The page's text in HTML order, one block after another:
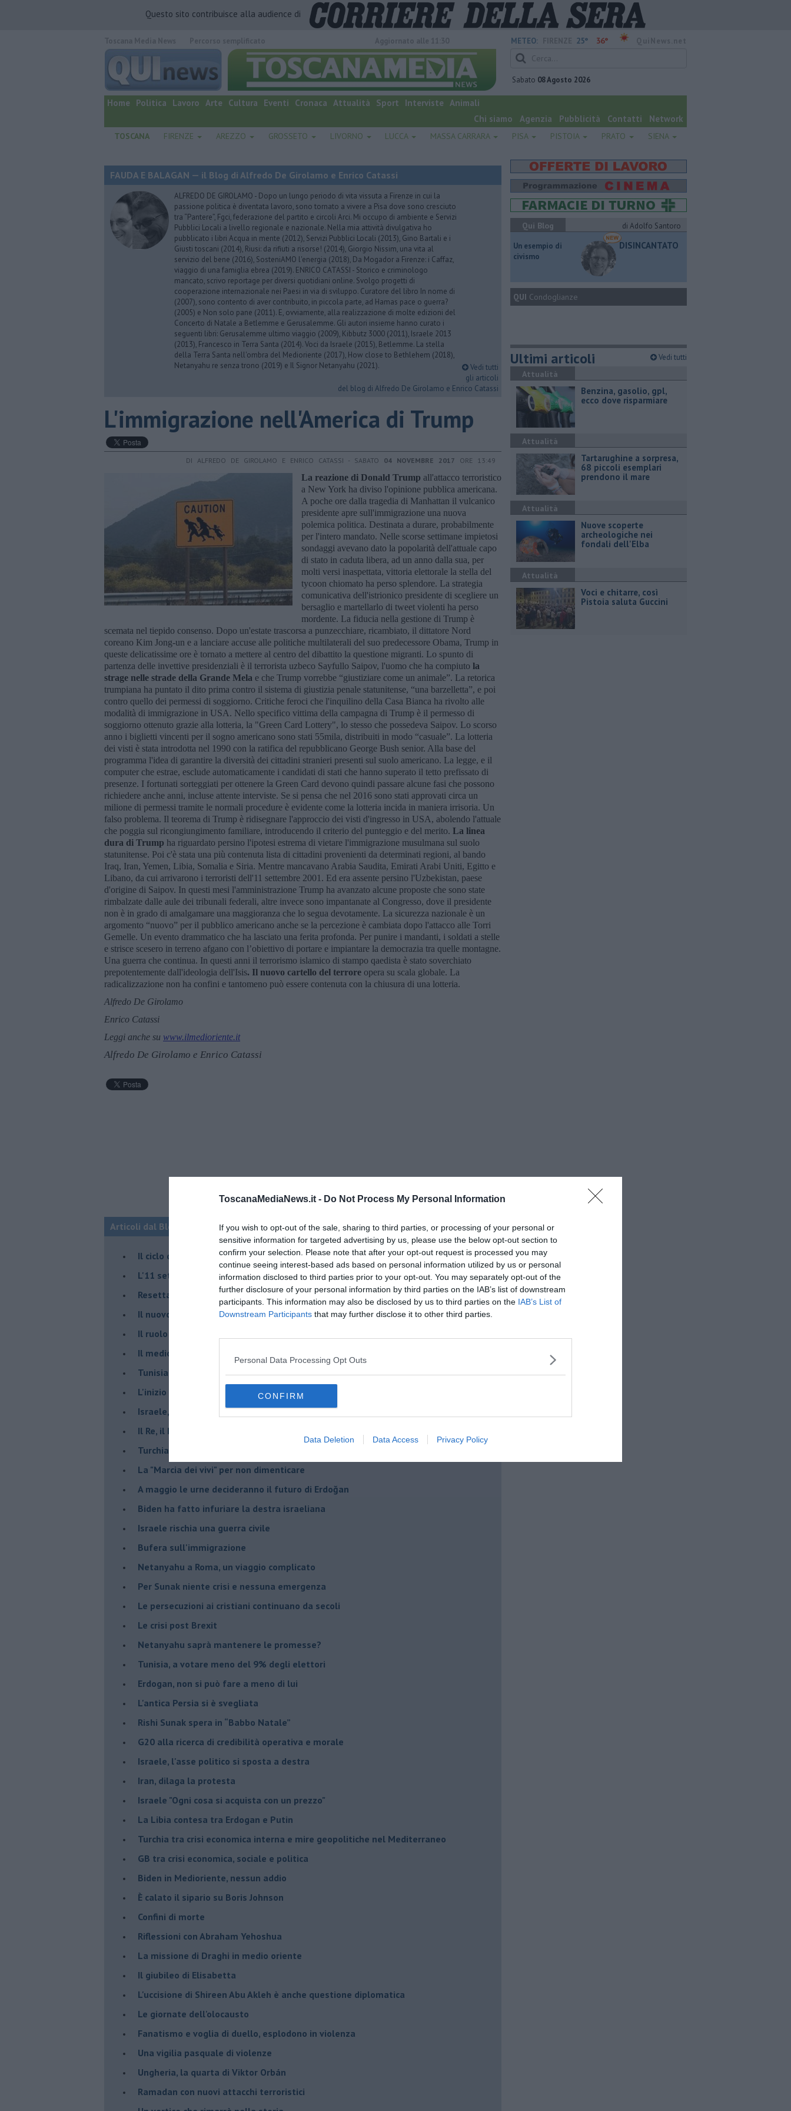
ToscanaMediaNews.it - Do Not Process My Personal Information
If you wish to opt-out of the sale, sharing to third parties, or processing of your personal or
sensitive information for targeted advertising by us, please use the below opt-out section to
confirm your selection. Please note that after your opt-out request is processed you may
continue seeing interest-based ads based on personal information utilized by us or personal
information disclosed to third parties prior to your opt-out. You may separately opt-out of the
further disclosure of your personal information by third parties on the IAB’s list of downstream
participants. This information may also be disclosed by us to third parties on the IAB’s List of
Downstream Participants that may further disclose it to other third parties.
Personal Data Processing Opt Outs
CONFIRM
Data Deletion Data Access Privacy Policy
Questo sito contribuisce alla audience di
quotidiano online.
METEO: 25° 36°
Sabato 08 Agosto 2026
Home Politica Lavoro Arte Cultura Eventi Cronaca Attualità Sport Interviste Animali
Chi siamo
Agenzia Pubblicità Contatti Network
TOSCANA FIRENZE AREZZO GROSSETO LIVORNO LUCCA MASSA CARRARA PISA PISTOIA PRATO SIENA
FAUDA E BALAGAN — il Blog di Alfredo De Girolamo e Enrico Catassi
ALFREDO DE GIROLAMO - Dopo un lungo periodo di vita vissuta a Firenze in cui la
passione politica è diventata lavoro, sono tornato a vivere a Pisa dove sono cresciuto
tra “Pantere”, Fgci, federazione del partito e circoli Arci. Mi occupo di ambiente e Servizi
Pubblici Locali a livello regionale e nazionale. Nella mia attività divulgativa ho
pubblicato i libri Acqua in mente (2012), Servizi Pubblici Locali (2013), Gino Bartali e i
Giusti toscani (2014), Riusi: da rifiuti a risorse! (2014), Giorgio Nissim, una vita al
servizio del bene (2016), SosteniAMO l'energia (2018), Da Mogador a Firenze: i Caffaz,
viaggio di una famiglia ebrea (2019). ENRICO CATASSI - Storico e criminologo
mancato, scrivo reportage per diversi quotidiani online. Svolgo progetti di
cooperazione internazionale nei Paesi in via di sviluppo. Curatore del libro In nome di
(2007), sono contento di aver contribuito, in piccola parte, ad Hamas pace o guerra?
(2005) e Non solo pane (2011). E, ovviamente, alla realizzazione di molte edizioni del
Concerto di Natale a Betlemme e Gerusalemme. Gli autori insieme hanno curato i
seguenti libri: Gerusalemme ultimo viaggio (2009), Kibbutz 3000 (2011), Israele 2013
(2013), Francesco in Terra Santa (2014). Voci da Israele (2015), Betlemme. La stella
della Terra Santa nell'ombra del Medioriente (2017), How close to Bethlehem (2018),
Netanyahu re senza trono (2019) e Il Signor Netanyahu (2021).
Vedi tutti
gli articoli
del blog di Alfredo De Girolamo e Enrico Catassi
L'immigrazione nell'America di Trump
DI ALFREDO DE GIROLAMO E ENRICO CATASSI - SABATO 04 NOVEMBRE 2017 ORE 13:49
La reazione di Donald Trump all'attacco terroristico
a New York ha diviso l'opinione pubblica americana.
A poche ore dalla tragedia di Manhattan il vulcanico
presidente apre sull'immigrazione una nuova
polemica politica. Destinata a durare, probabilmente
per l'intero mandato. Nelle scorse settimane impietosi
sondaggi avevano dato la popolarità dell'attuale capo
di stato in caduta libera, ad un anno dalla sua, per
molti versi inaspettata, vittoria elettorale la stella del
tycoon chiomato ha perso splendore. La strategia
comunicativa dell'istrionico presidente di scegliere un
bersaglio e martellarlo di tweet violenti ha perso
mordente. La fiducia nella gestione di Trump è
scemata nel tiepido consenso. Dopo un'estate trascorsa a punzecchiare, ricambiato, il dittatore Nord
coreano Kim Jong-un e a lanciare accuse alle politiche multilaterali del suo predecessore Obama, Trump in
queste delicatissime ore è tornato a mettere al centro del dibattito la questione migranti. Lo spunto di
partenza delle invettive presidenziali è il terrorista uzbeco Sayfullo Saipov, l'uomo che ha compiuto la
strage nelle strade della Grande Mela e che Trump vorrebbe “giustiziare come un animale”. La retorica
trumpiana ha puntato il dito prima contro il sistema di giustizia penale statunitense, “una barzelletta”, e poi
contro quello dei permessi di soggiorno. Critiche feroci che l'inquilino della Casa Bianca ha rivolto alle
modalità di immigrazione in USA. Nello specifico vittima della campagna di Trump è il permesso di
soggiorno ottenuto grazie alla lotteria, la "Green Card Lottery", lo stesso che possedeva Saipov. Lo scorso
anno i biglietti vincenti per il sogno americano sono stati 55mila, distribuiti in modo “casuale”. La lotteria
dei visti è stata introdotta nel 1990 con la ratifica del repubblicano George Bush senior. Alla base del
programma l'idea di garantire la diversità dei cittadini stranieri presenti sul suolo americano. La legge, e il
computer che estrae, esclude automaticamente i candidati di stati che hanno superato il tetto prefissato di
presenze. I fortunati sorteggiati per ottenere la Green Card devono quindi passare alcune fasi che possono
richiedere anche anni, incluse attente interviste. Se si pensa che nel 2016 sono stati approvati circa un
milione di permessi tramite le normali procedure è evidente come la lotteria incida in maniera irrisoria. Un
falso problema. Il teorema di Trump è ridisegnare l'approccio dei visti d'ingresso in USA, abolendo l'attuale
che poggia sul ricongiungimento familiare, introducendo il criterio del punteggio e del merito. La linea
dura di Trump ha riguardato persino l'ipotesi estrema di vietare l'immigrazione musulmana sul suolo
statunitense. Poi c'è stata una più contenuta lista di cittadini provenienti da determinati regioni, al bando
Iraq, Iran, Yemen, Libia, Somalia e Siria. Mentre mancavano Arabia Saudita, Emirati Arabi Uniti, Egitto e
Libano, da cui arrivarono i terroristi dell'11 settembre 2001. Ed era assente persino l'Uzbekistan, paese
d'origine di Saipov. In questi mesi l'amministrazione Trump ha avanzato alcune proposte che sono state
rimbalzate dalle aule dei tribunali federali, altre invece sono impantanate al Congresso, dove il presidente
non è in grado di amalgamare una maggioranza che lo segua devotamente. La sicurezza nazionale è un
argomento “nuovo” per il pubblico americano anche se la percezione è cambiata dopo l'attacco alle Torri
Gemelle. Un evento drammatico che ha lasciato una ferita profonda. Per punire i mandanti, i soldati a stelle
e strisce scesero in terreno afgano con l’obiettivo di portare e impiantare la democrazia tra quelle montagne.
Una guerra che continua. In questi anni il terrorismo islamico di stampo qaedista è stato soverchiato
prepotentemente dall'ideologia dell'Isis. Il nuovo cartello del terrore opera su scala globale. La
radicalizzazione non ha confini e tantomeno può essere contenuta con la chiusura di una lotteria.
Alfredo De Girolamo
Enrico Catassi
Leggi anche su www.ilmedioriente.it
Alfredo De Girolamo e Enrico Catassi
Articoli dal Blog “Fauda e balagan” di Alfredo De Girolamo e Enrico Catassi
Il ciclo della violenza in Medioriente
L'11 settembre di Israele è iniziato il 7 ottobre 2023
Resettare l’era di Netanyahu
​Il nuovo corso dell’era di Erdogan
Il ruolo delle diplomazie nei conflitti
Il medioriente di Silvio
Tunisia rischiosa e strategica per l'Italia
L'inizio del “secolo della Turchia”
Israele, deciderà il borsone della spesa
Il Re, il Primo Ministro, il Sindaco e la Brexit
Turchia al voto, Erdogan in bilico
La "Marcia dei vivi" per non dimenticare
A maggio le urne decideranno il futuro di Erdoğan
Biden ha fatto infuriare la destra israeliana
Israele rischia una guerra civile
Bufera sull'immigrazione
Netanyahu a Roma, un viaggio complicato
Per Sunak niente crisi e nessuna emergenza
Le persecuzioni ai cristiani continuano da secoli
Le crisi post Brexit
Netanyahu saprà mantenere le promesse?
Tunisia, a votare meno del 9% degli elettori
Erdogan, non si può fare a meno di lui
L'antica Persia si è svegliata
Rishi Sunak spera in “Babbo Natale”
G20 alla ricerca di credibilità operativa e morale
Israele, l'asse politico si sposta a destra
Iran, dilaga la protesta
Israele "Ogni cosa si acquista con un prezzo"
La Libia contesa tra Erdogan e Putin
Turchia tra crisi economica interna e mire geopolitiche nel Mediterraneo
GB tra crisi economica, sociale e politica
Biden in Medioriente, nessun addio
È calato il sipario su Boris Johnson
Confini di morte
Riflessioni con Abraham Yehoshua
La missione di Draghi in medio oriente
Il giubileo di Elisabetta
L'uccisione di Shireen Abu Akleh è anche questione diplomatica
Le giornate dell'olocausto
Fanatismo e voglia di duello, esplodono in violenza
Una vigilia pasquale di violenze
Ungheria, la quarta di Viktor Orbán
Ramadan con nuovi attacchi terroristici
Qui Blog
di Adolfo Santoro
​Un esempio di
civismo
DISINCANTATO
QUI Condoglianze
Ultimi articoli Vedi tutti
Attualità
​Benzina, gasolio, gpl,
ecco dove risparmiare
Attualità
Tartarughine a sorpresa,
68 piccoli esemplari
prendono il mare
Attualità
Nuove scoperte
archeologiche nei
fondali dell'Elba
Attualità
Voci e chitarre, così
Pistoia saluta Guccini